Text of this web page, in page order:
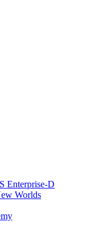
Enterprise-D
Worlds